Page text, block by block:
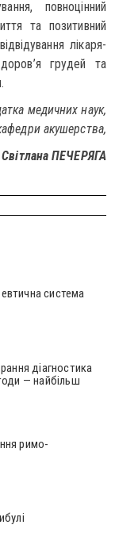
повноцінний
та позитивний
лікаря-
грудей та
медичних наук,
акушерства,
Світлана ПЕЧЕРЯГА
система
діагностика
— найбільш
римо-